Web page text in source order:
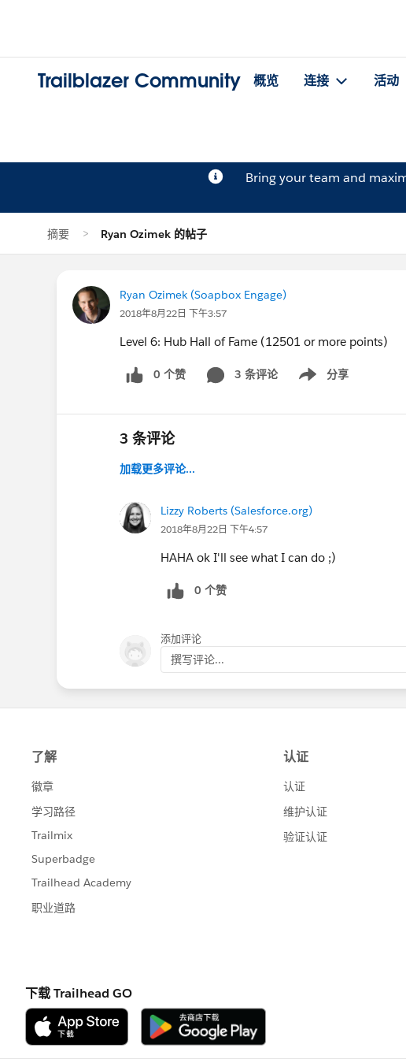
Trailblazer Community 概览 连接 活动
Bring your team and
摘要 Ryan Ozimek 的帖子
Ryan Ozimek (Soapbox Engage)
2018年8月22日 下午3:57
Level 6: Hub Hall of Fame (12501 or more points)
0 个赞 3 条评论 分享
Show menu
3 条评论
加载更多评论...
Lizzy Roberts (Salesforce.org)
2018年8月22日 下午4:57
HAHA ok I'll see what I can do ;)
0 个赞
添加评论
撰写评论...